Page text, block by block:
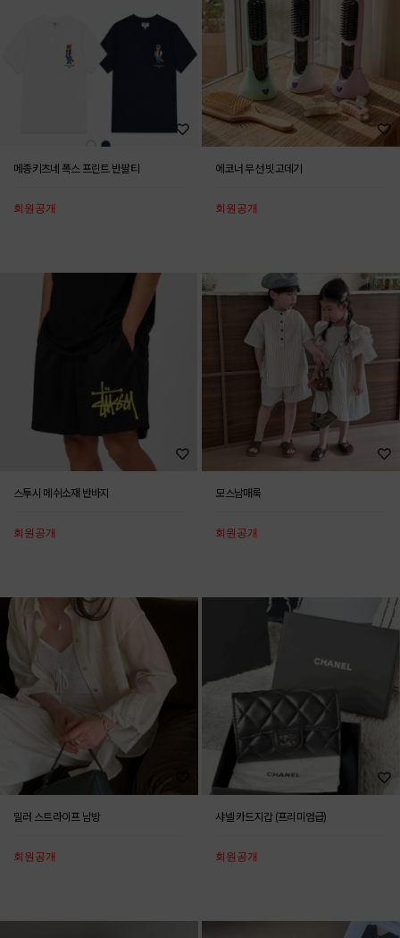
메종키츠네 폭스 프린트 반팔티
회원공개
에코너 무선 빗고데기
회원공개
스투시 메쉬소재 반바지
회원공개
모스남매룩
회원공개
밀러 스트라이프 남방
회원공개
샤넬 카드지갑 (프리미엄급)
회원공개